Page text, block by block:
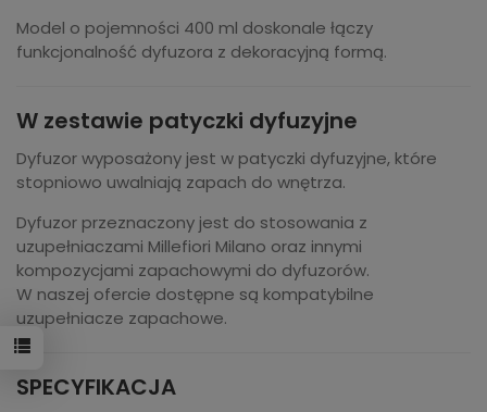
Model o pojemności 400 ml doskonale łączy
funkcjonalność dyfuzora z dekoracyjną formą.
W zestawie patyczki dyfuzyjne
Dyfuzor wyposażony jest w patyczki dyfuzyjne, które
stopniowo uwalniają zapach do wnętrza.
Dyfuzor przeznaczony jest do stosowania z
uzupełniaczami Millefiori Milano oraz innymi
kompozycjami zapachowymi do dyfuzorów.
W naszej ofercie dostępne są kompatybilne
uzupełniacze zapachowe.
SPECYFIKACJA